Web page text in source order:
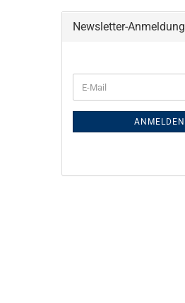
Newsletter-Anmeldung
E-
Mail
ANMELDEN